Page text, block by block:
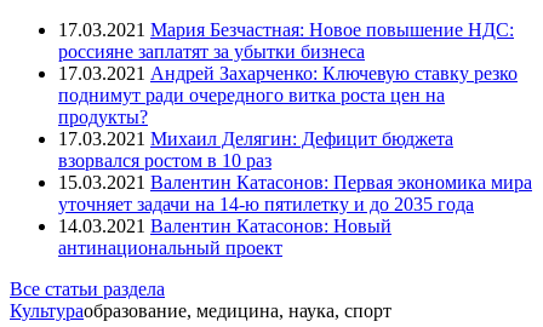
17.03.2021 Мария Безчастная: Новое повышение НДС:
россияне заплатят за убытки бизнеса
17.03.2021 Андрей Захарченко: Ключевую ставку резко
поднимут ради очередного витка роста цен на
продукты?
17.03.2021 Михаил Делягин: Дефицит бюджета
взорвался ростом в 10 раз
15.03.2021 Валентин Катасонов: Первая экономика мира
уточняет задачи на 14-ю пятилетку и до 2035 года
14.03.2021 Валентин Катасонов: Новый
антинациональный проект
Все статьи раздела
Культураобразование, медицина, наука, спорт